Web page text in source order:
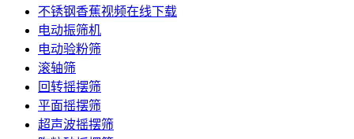
不锈钢香蕉视频在线下载
电动振筛机
电动验粉筛
滚轴筛
回转摇摆筛
平面摇摆筛
超声波摇摆筛